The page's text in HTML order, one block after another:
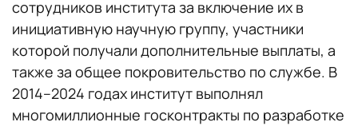
сотрудников института за включение их в
инициативную научную группу, участники
которой получали дополнительные выплаты, а
также за общее покровительство по службе. В
2014–2024 годах институт выполнял
многомиллионные госконтракты по разработке